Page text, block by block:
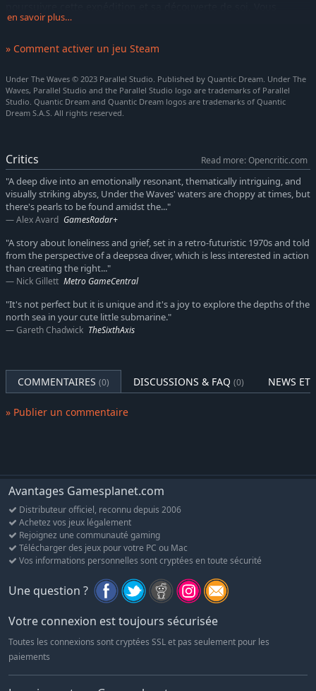
devrez oser sortir des sentiers battus pour vivre des moments
tente d'échapper...
POINTS CLEFS
Un voyage sous les vagues aux confins du réel– Vivez une
aventure sous-marine poétique pour aider Stan à surmonter
Explorez les profondeurs de la mer– Pilotez votre sous-
marin au milieu des abysses, nagez à travers les grottes, les
épaves et les infrastructures sous-marines. Sur les traces du
passé, assemblez les pièces du puzzle en récupérant des
déchets, des objets à collectionner et en fabriquant des
équipements qui aideront Stan à poursuivre son exploration.
Admirez la beauté de l'océan– Plongez dans de
magnifiques environnements sous-marins de plus en plus
profonds, en vous immergeant dans une ambiance
contemplative portée par une bande-son atmosphérique.
Un cadre unique et mystérieux
alternative de l'année 1979 où rétro, science-fiction et
en savoir plus…
» Comment activer un jeu Steam
Under The Waves © 2023 Parallel Studio. Published by Quantic Dream. Under The
Waves, Parallel Studio and the Parallel Studio logo are trademarks of Parallel
Studio. Quantic Dream and Quantic Dream logos are trademarks of Quantic
Dream S.A.S. All rights reserved.
Critics
Read more: Opencritic.com
"A deep dive into an emotionally resonant, thematically intriguing, and
visually striking abyss, Under the Waves' waters are choppy at times, but
there's pearls to be found amidst the..."
Alex Avard GamesRadar+
"A story about loneliness and grief, set in a retro-futuristic 1970s and told
from the perspective of a deepsea diver, which is less interested in action
than creating the right..."
Nick Gillett Metro GameCentral
"It's not perfect but it is unique and it's a joy to explore the depths of the
north sea in your cute little submarine."
Gareth Chadwick TheSixthAxis
COMMENTAIRES (0) DISCUSSIONS & FAQ (0) NEWS ET
» Publier un commentaire
Avantages Gamesplanet.com
Distributeur officiel, reconnu depuis 2006
Achetez vos jeux légalement
Rejoignez une communauté gaming
Télécharger des jeux pour votre PC ou Mac
Vos informations personnelles sont cryptées en toute sécurité
Une question ?
Votre connexion est toujours sécurisée
Toutes les connexions sont cryptées SSL et pas seulement pour les
paiements